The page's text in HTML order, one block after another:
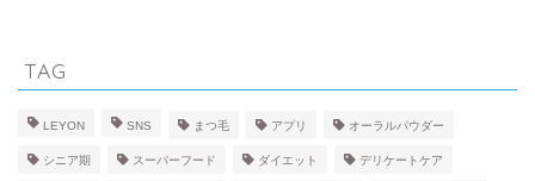
TAG
LEYON SNS まつ毛 アプリ オーラルパウダー
シニア期 スーパーフード ダイエット デリケートケア
HEALTH